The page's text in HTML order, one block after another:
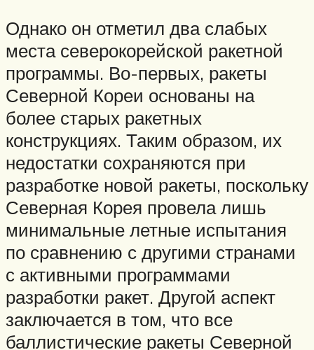
Однако он отметил два слабых
места северокорейской ракетной
программы. Во-первых, ракеты
Северной Кореи основаны на
более старых ракетных
конструкциях. Таким образом, их
недостатки сохраняются при
разработке новой ракеты, поскольку
Северная Корея провела лишь
минимальные летные испытания
по сравнению с другими странами
с активными программами
разработки ракет. Другой аспект
заключается в том, что все
баллистические ракеты Северной